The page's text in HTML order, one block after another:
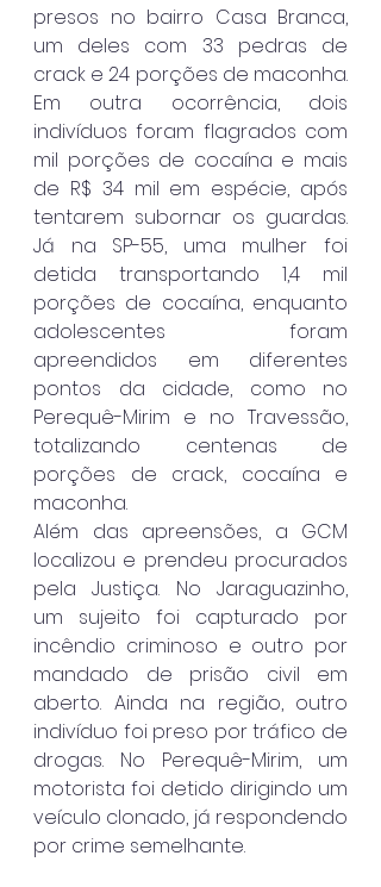
presos no bairro Casa Branca,
um deles com 33 pedras de
crack e 24 porções de maconha.
Em outra ocorrência, dois
indivíduos foram flagrados com
mil porções de cocaína e mais
de R$ 34 mil em espécie, após
tentarem subornar os guardas.
Já na SP-55, uma mulher foi
detida transportando 1,4 mil
porções de cocaína, enquanto
adolescentes foram
apreendidos em diferentes
pontos da cidade, como no
Perequê-Mirim e no Travessão,
totalizando centenas de
porções de crack, cocaína e
maconha.
Além das apreensões, a GCM
localizou e prendeu procurados
pela Justiça. No Jaraguazinho,
um sujeito foi capturado por
incêndio criminoso e outro por
mandado de prisão civil em
aberto. Ainda na região, outro
indivíduo foi preso por tráfico de
drogas. No Perequê-Mirim, um
motorista foi detido dirigindo um
veículo clonado, já respondendo
por crime semelhante.